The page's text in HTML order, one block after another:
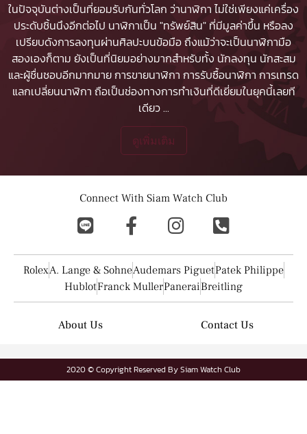
ในปัจจุบันต่างเป็นที่ยอมรับกันทั่วโลก ว่านาฬิกา ไม่ใช่เพียงแค่เครื่อง
ประดับชิ้นนึงอีกต่อไป นาฬิกาเป็น "ทรัพย์สิน" ที่มีมูลค่าขึ้น หรือลง
เปรียบดังการลงทุนผ่านศิลปะบนข้อมือ ถึงแม้ว่าจะเป็นนาฬิกามือ
สองเองก็ตาม ยังเป็นที่นิยมอย่างมากสำหรับทั้ง นักลงทุน นักสะสม
และผู้ชื่นชอบอีกมากมายการขายนาฬิกา การรับซื้อนาฬิกา การเทรด
แลกเปลี่ยนนาฬิกา ถือเป็นช่องทางการทำเงินที่ดีเยี่ยมในยุคนี้เลยที
เดียว...
ดูเพิ่มเติม
Connect With Siam Watch Club
RolexA. Lange & SohneAudemars PiguetPatek Philippe
HublotFranck MullerPaneraiBreitling
About Us Contact Us
2020 © Copyright Reserved By Siam Watch Club